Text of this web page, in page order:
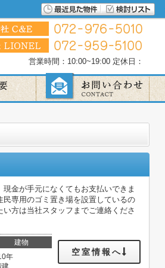
営業時間：10:00~19:00 定休日：
金が手元になくてもお支払いできま
専用のゴミ置き場を設置しているの
方は当社スタッフまでご連絡くださ
建物
年
建
空室情報へ